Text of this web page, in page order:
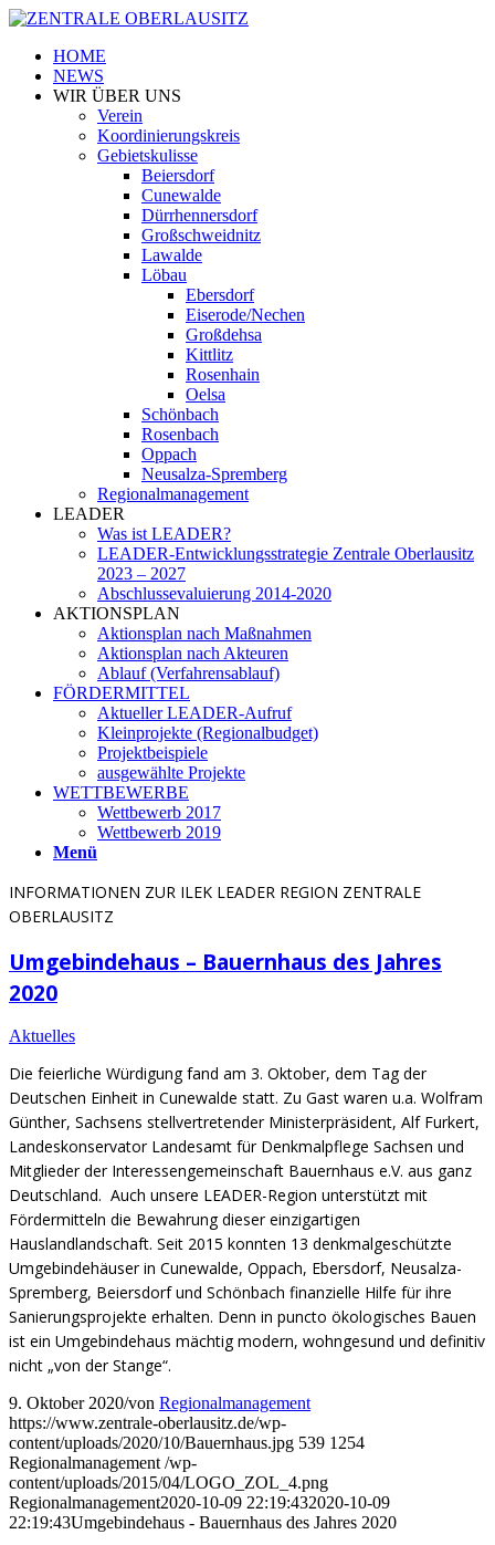
HOME
NEWS
WIR ÜBER UNS
Verein
Koordinierungskreis
Gebietskulisse
Beiersdorf
Cunewalde
Dürrhennersdorf
Großschweidnitz
Lawalde
Löbau
Ebersdorf
Eiserode/Nechen
Großdehsa
Kittlitz
Rosenhain
Oelsa
Schönbach
Rosenbach
Oppach
Neusalza-Spremberg
Regionalmanagement
LEADER
Was ist LEADER?
LEADER-Entwicklungsstrategie Zentrale Oberlausitz
2023 – 2027
Abschlussevaluierung 2014-2020
AKTIONSPLAN
Aktionsplan nach Maßnahmen
Aktionsplan nach Akteuren
Ablauf (Verfahrensablauf)
FÖRDERMITTEL
Aktueller LEADER-Aufruf
Kleinprojekte (Regionalbudget)
Projektbeispiele
ausgewählte Projekte
WETTBEWERBE
Wettbewerb 2017
Wettbewerb 2019
Menü
INFORMATIONEN ZUR ILEK LEADER REGION ZENTRALE
OBERLAUSITZ
Umgebindehaus – Bauernhaus des Jahres
2020
Aktuelles
Die feierliche Würdigung fand am 3. Oktober, dem Tag der
Deutschen Einheit in Cunewalde statt. Zu Gast waren u.a. Wolfram
Günther, Sachsens stellvertretender Ministerpräsident, Alf Furkert,
Landeskonservator Landesamt für Denkmalpflege Sachsen und
Mitglieder der Interessengemeinschaft Bauernhaus e.V. aus ganz
Deutschland. Auch unsere LEADER-Region unterstützt mit
Fördermitteln die Bewahrung dieser einzigartigen
Hauslandlandschaft. Seit 2015 konnten 13 denkmalgeschützte
Umgebindehäuser in Cunewalde, Oppach, Ebersdorf, Neusalza-
Spremberg, Beiersdorf und Schönbach finanzielle Hilfe für ihre
Sanierungsprojekte erhalten. Denn in puncto ökologisches Bauen
ist ein Umgebindehaus mächtig modern, wohngesund und definitiv
nicht „von der Stange“.
9. Oktober 2020/von Regionalmanagement
https://www.zentrale-oberlausitz.de/wp-
content/uploads/2020/10/Bauernhaus.jpg 539 1254
Regionalmanagement /wp-
content/uploads/2015/04/LOGO_ZOL_4.png
Regionalmanagement2020-10-09 22:19:432020-10-09
22:19:43Umgebindehaus - Bauernhaus des Jahres 2020